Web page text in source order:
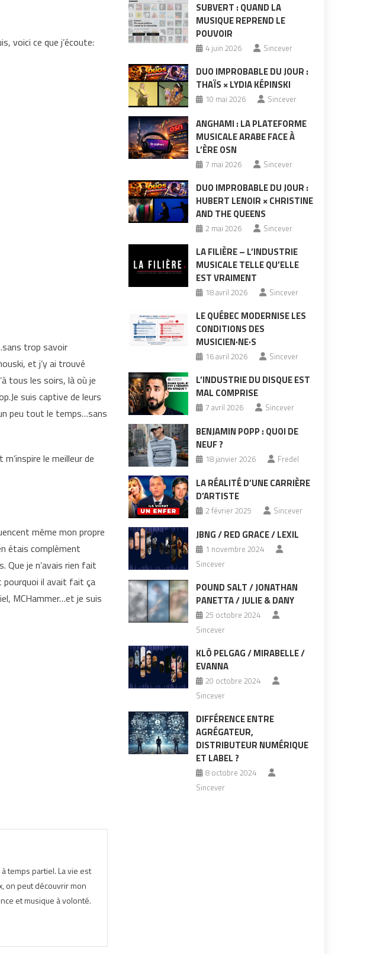
voici ce que j’écoute:
trop savoir
et j’y ai trouvé
tous les soirs, là où je
suis captive de leurs
peu tout le temps…sans
le meilleur de
même mon propre
étais complèment
Que je n’avais rien fait
pourquoi il avait fait ça
MCHammer…et je suis
temps partiel. La vie est
on peut découvrir mon
et musique à volonté.
SUBVERT : QUAND LA
MUSIQUE REPREND LE
POUVOIR
4 juin 2026 Sincever
DUO IMPROBABLE DU JOUR :
THAÏS × LYDIA KÉPINSKI
10 mai 2026 Sincever
ANGHAMI : LA PLATEFORME
MUSICALE ARABE FACE À
L’ÈRE OSN
7 mai 2026 Sincever
DUO IMPROBABLE DU JOUR :
HUBERT LENOIR × CHRISTINE
AND THE QUEENS
2 mai 2026 Sincever
LA FILIÈRE – L’INDUSTRIE
MUSICALE TELLE QU’ELLE
EST VRAIMENT
18 avril 2026 Sincever
LE QUÉBEC MODERNISE LES
CONDITIONS DES
MUSICIEN·NE·S
16 avril 2026 Sincever
L’INDUSTRIE DU DISQUE EST
MAL COMPRISE
7 avril 2026 Sincever
BENJAMIN POPP : QUOI DE
NEUF ?
18 janvier 2026 Fredel
LA RÉALITÉ D’UNE CARRIÈRE
D’ARTISTE
2 février 2025 Sincever
JBNG / RED GRACE / LEXIL
1 novembre 2024
Sincever
POUND SALT / JONATHAN
PANETTA / JULIE & DANY
25 octobre 2024
Sincever
KLÔ PELGAG / MIRABELLE /
EVANNA
20 octobre 2024
Sincever
DIFFÉRENCE ENTRE
AGRÉGATEUR,
DISTRIBUTEUR NUMÉRIQUE
ET LABEL ?
8 octobre 2024
Sincever